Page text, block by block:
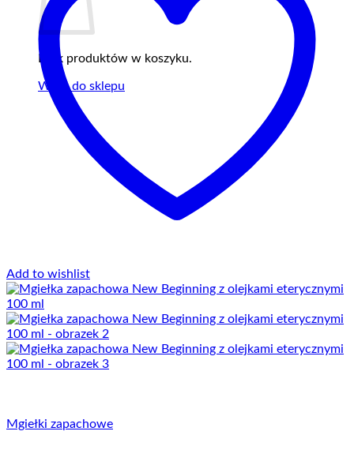
Brak produktów w koszyku.
Wróć do sklepu
Add to wishlist
Mgiełki zapachowe